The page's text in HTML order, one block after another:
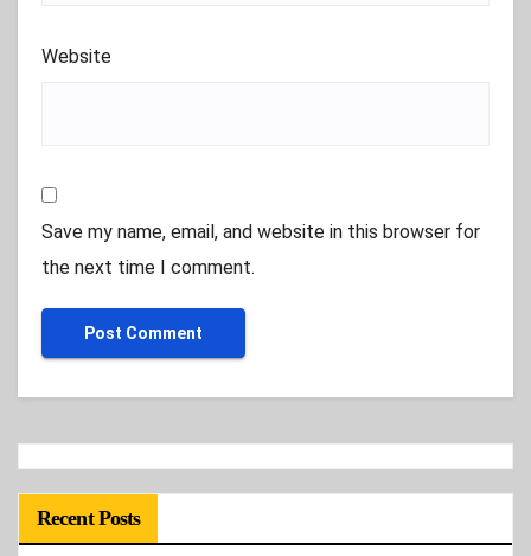
Website
Save my name, email, and website in this browser for
the next time I comment.
Recent Posts